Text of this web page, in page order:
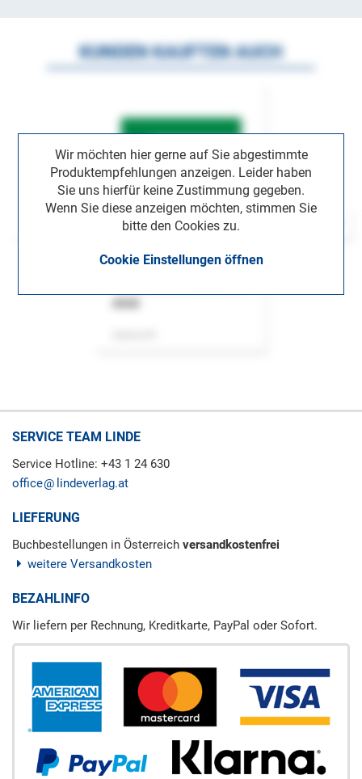
Wir möchten hier gerne auf Sie abgestimmte
Produktempfehlungen anzeigen. Leider haben
Sie uns hierfür keine Zustimmung gegeben.
Wenn Sie diese anzeigen möchten, stimmen Sie
bitte den Cookies zu.
Cookie Einstellungen öffnen
KUNDEN KAUFTEN AUCH
SERVICE TEAM LINDE
Service Hotline: +43 1 24 630
office
lindeverlag.at
LIEFERUNG
Buchbestellungen in Österreich versandkostenfrei
weitere Versandkosten
BEZAHLINFO
Wir liefern per Rechnung, Kreditkarte, PayPal oder Sofort.